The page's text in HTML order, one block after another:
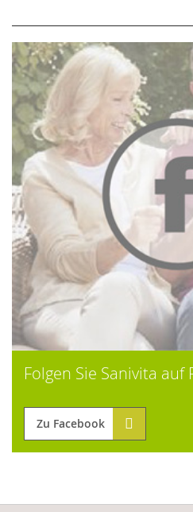
Folgen Sie Sanivita auf
Zu Facebook